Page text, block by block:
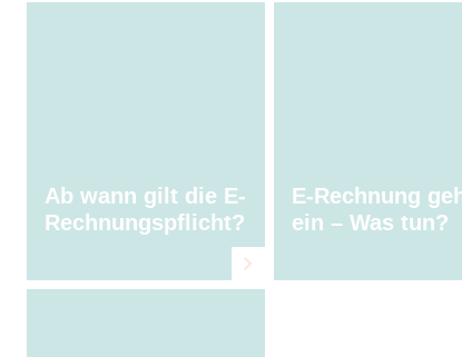
Ab wann gilt die E-
Rechnungspflicht?
E-Rechnung
ein – Was tun?